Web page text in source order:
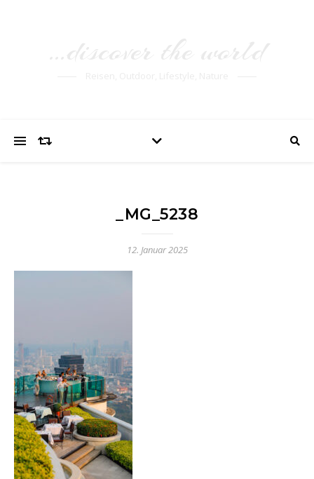
_MG_5238
12. Januar 2025